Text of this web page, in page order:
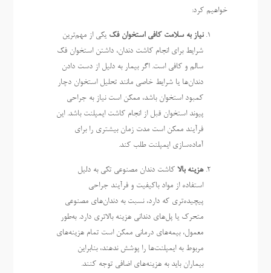
خواهیم کرد:
نیاز به سلامت کافی استخوان فک یکی از مهم‌ترین
شرایط برای انجام کاشت دندان، داشتن استخوان فک
سالم و کافی است. اگر بیمار به دلیل از دست دادن
دندان‌ها یا شرایط خاصی مانند تحلیل استخوان دچار
کمبود استخوان باشد، ممکن است نیاز به جراحی
پیوند استخوان قبل از انجام کاشت ایمپلنت باشد. این
فرآیند ممکن است مدت زمان بیشتری را برای
آماده‌سازی ایمپلنت طلب کند.
هزینه بالاکاشت دندان مصنوعی تکی به دلیل
استفاده از مواد باکیفیت و فرآیند جراحی
پیچیده‌تری که دارد، نسبت به دندان‌های مصنوعی
متحرک یا پل‌های دندانی هزینه بالاتری دارد. به‌طور
معمول، بیمه‌های درمانی ممکن است تمام هزینه‌های
مربوط به ایمپلنت‌ها را پوشش ندهند، بنابراین
بیماران باید به هزینه‌های اضافی توجه کنند.